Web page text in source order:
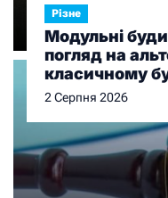
Різне
Модульні
погляд на
класичному
2 Серпня 2026